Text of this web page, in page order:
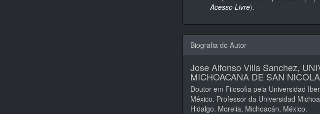
Acesso Livre).
Biografia do Autor
Jose Alfonso Villa Sanchez,
MICHOACANA DE SAN
Doutor em Filosofia pela Universidad
México. Professor da Universidad
Hidalgo. Morelia, Michoacán, México.